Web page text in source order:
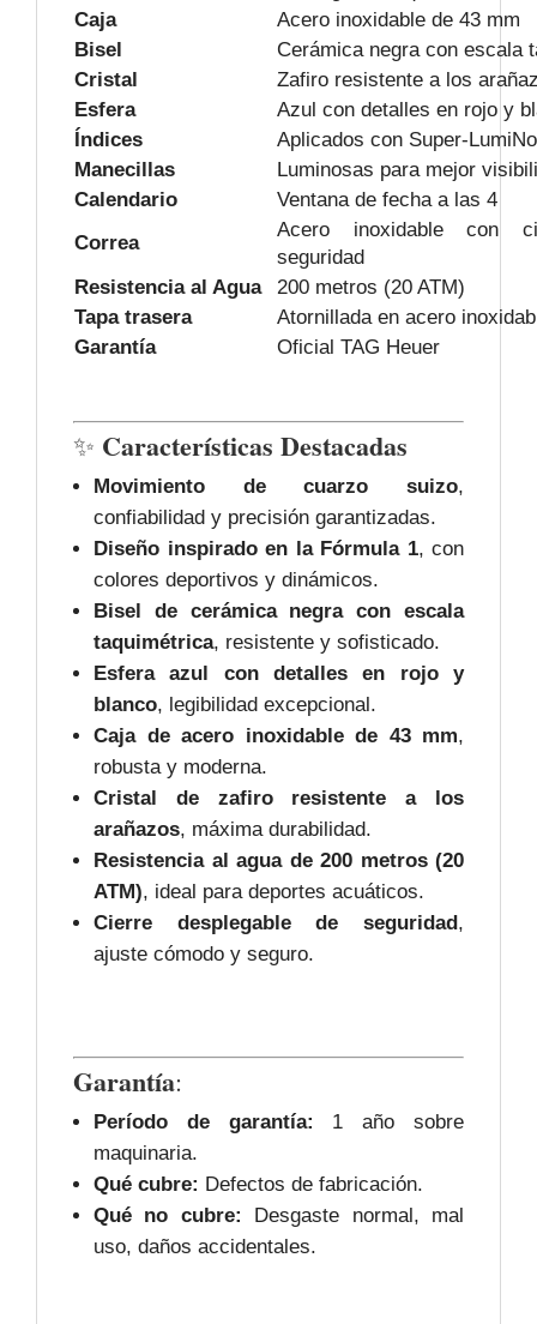
Caja
Acero inoxidable de 43 mm
Bisel
Cerámica negra con escala
Cristal
Zafiro resistente a los
Esfera
Azul con detalles en rojo y
Índices
Aplicados con Super-
Manecillas
Luminosas para mejor
Calendario
Ventana de fecha a las 4
Correa
Acero inoxidable con
seguridad
Resistencia al Agua
200 metros (20 ATM)
Tapa trasera
Atornillada en acero
Garantía
Oficial TAG Heuer
✨ Características Destacadas
Movimiento de cuarzo suizo,
confiabilidad y precisión garantizadas.
Diseño inspirado en la Fórmula 1, con
colores deportivos y dinámicos.
Bisel de cerámica negra con escala
taquimétrica, resistente y sofisticado.
Esfera azul con detalles en rojo y
blanco, legibilidad excepcional.
Caja de acero inoxidable de 43 mm,
robusta y moderna.
Cristal de zafiro resistente a los
arañazos, máxima durabilidad.
Resistencia al agua de 200 metros (20
ATM), ideal para deportes acuáticos.
Cierre desplegable de seguridad ,
ajuste cómodo y seguro.
Garantía:
Período de garantía: 1 año sobre
maquinaria.
Qué cubre: Defectos de fabricación.
Qué no cubre: Desgaste normal, mal
uso, daños accidentales.